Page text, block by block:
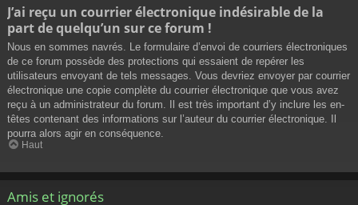
J’ai reçu un courrier électronique indésirable de la
part de quelqu’un sur ce forum !
Nous en sommes navrés. Le formulaire d’envoi de courriers électroniques
de ce forum possède des protections qui essaient de repérer les
utilisateurs envoyant de tels messages. Vous devriez envoyer par courrier
électronique une copie complète du courrier électronique que vous avez
reçu à un administrateur du forum. Il est très important d’y inclure les en-
têtes contenant des informations sur l’auteur du courrier électronique. Il
pourra alors agir en conséquence.
Haut
Amis et ignorés